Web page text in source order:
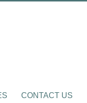
CONTACT US